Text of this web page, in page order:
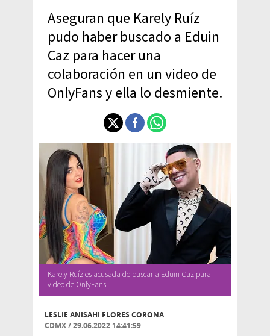
Aseguran que Karely Ruíz
pudo haber buscado a Eduin
Caz para hacer una
colaboración en un video de
OnlyFans y ella lo desmiente.
Karely Ruíz es acusada de buscar a Eduin Caz para
video de OnlyFans
LESLIE ANISAHI FLORES CORONA
CDMX/29.06.2022 14:41:59